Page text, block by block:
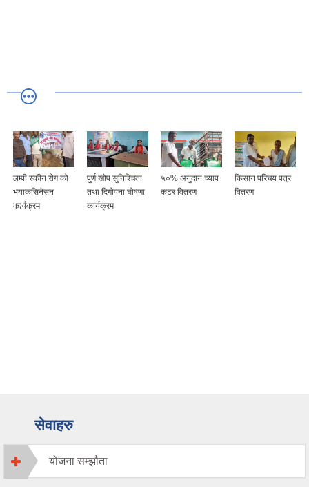
लम्पी स्कीन रोग को
भयाकसिनेसन
कार्यक्रम
पुर्ण खोप सुनिश्चिता
तथा दिगोपना घोषणा
कार्यक्रम
५०% अनुदान च्याप
कटर वितरण
किसान परिचय पत्र
वितरण
सेवाहरु
योजना सम्झौता